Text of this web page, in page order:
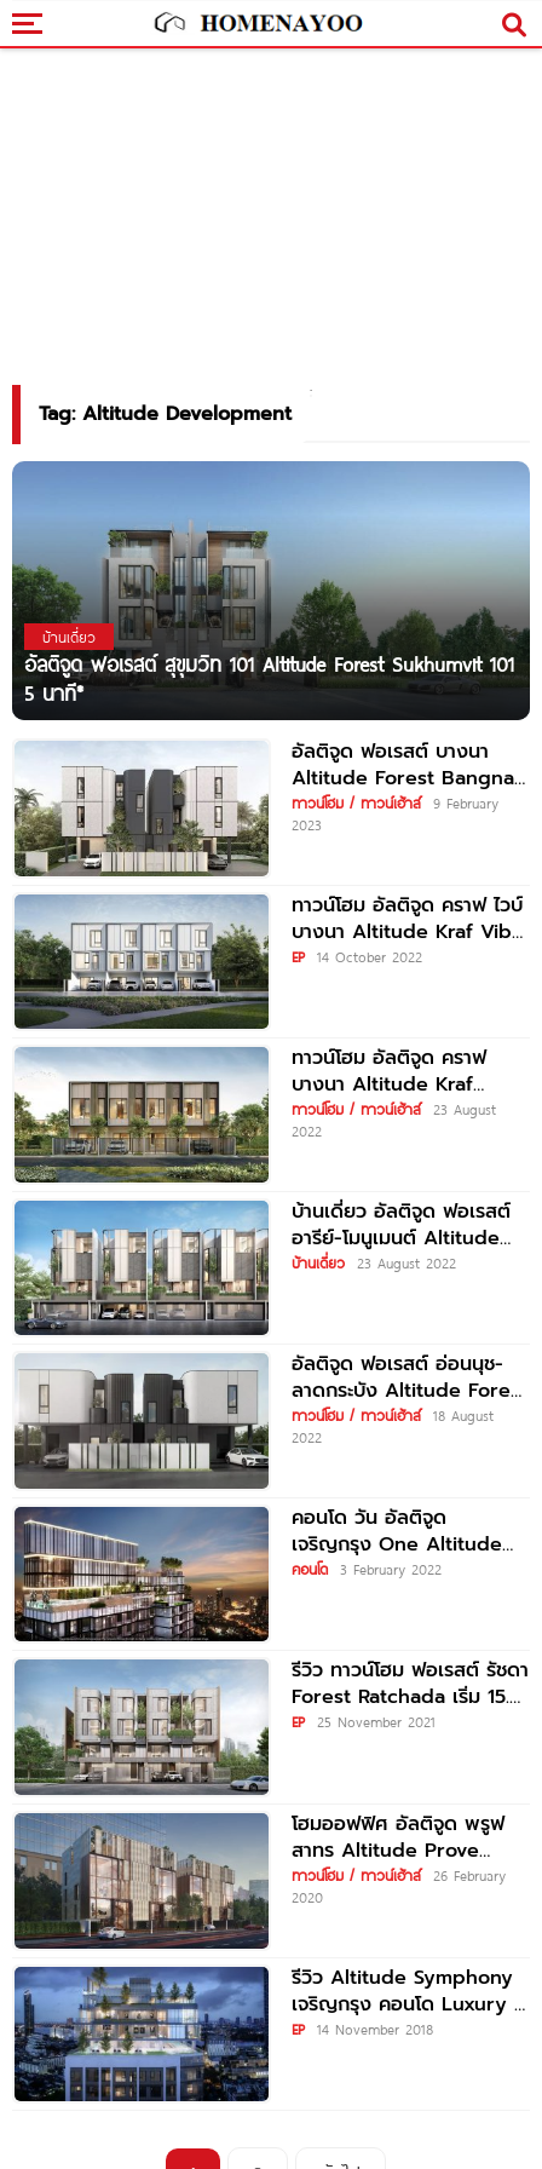
Tag: Altitude Development
บ้านเดี่ยว
อัลติจูด ฟอเรสต์ สุขุมวิท 101 Altitude Forest Sukhumvit 101
5 นาที*
อัลติจูด ฟอเรสต์ บางนา
Altitude Forest Bangna
เพียง 5 นาที* จาก
ทาวน์โฮม / ทาวน์เฮ้าส์ 9 February
2023
ทาวน์โฮม อัลติจูด คราฟ ไวบ์
บางนา Altitude Kraf Vibe
Bangna ราคาเริ่มต้น
EP 14 October 2022
ทาวน์โฮม อัลติจูด คราฟ
บางนา Altitude Kraf
Bangna ใกล้ MEGA บางนา
ทาวน์โฮม / ทาวน์เฮ้าส์ 23 August
2022
บ้านเดี่ยว อัลติจูด ฟอเรสต์
อารีย์-โมนูเมนต์ Altitude
Forest Ari-Monument
บ้านเดี่ยว 23 August 2022
อัลติจูด ฟอเรสต์ อ่อนนุช-
ลาดกระบัง Altitude Forest
Onnut-Latkrabang บ้าน
สไตล์รีสอร์ทพร้อมสระว่ายน้ำ
ทาวน์โฮม / ทาวน์เฮ้าส์ 18 August
2022
คอนโด วัน อัลติจูด
เจริญกรุง One Altitude
Charoenkrung เริ่ม 13.9
คอนโด 3 February 2022
รีวิว ทาวน์โฮม ฟอเรสต์ รัชดา
Forest Ratchada เริ่ม 15.9
ล้านบาท*
EP 25 November 2021
โฮมออฟฟิศ อัลติจูด พรูฟ
สาทร Altitude Prove
Sathorn เริ่ม 91 ล้านบาท*
ทาวน์โฮม / ทาวน์เฮ้าส์ 26 February
2020
รีวิว Altitude Symphony
เจริญกรุง คอนโด Luxury ที่
จอดรถกว่า 83% บนทำเล
EP 14 November 2018